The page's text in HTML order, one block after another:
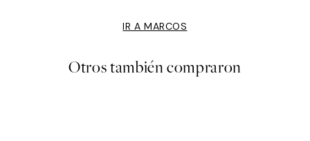
IR A MARCOS
Otros también compraron